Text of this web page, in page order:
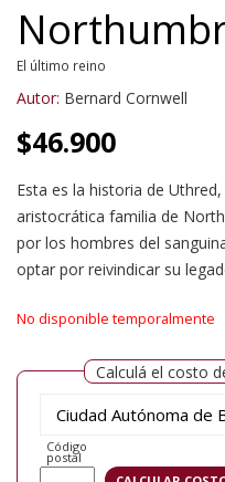
El último reino
Autor: Bernard Cornwell
$46.900
Esta es la historia de
aristocrática familia de
por los hombres del
optar por reivindicar su
No disponible temporalmente
Calculá el costo
Código
postal